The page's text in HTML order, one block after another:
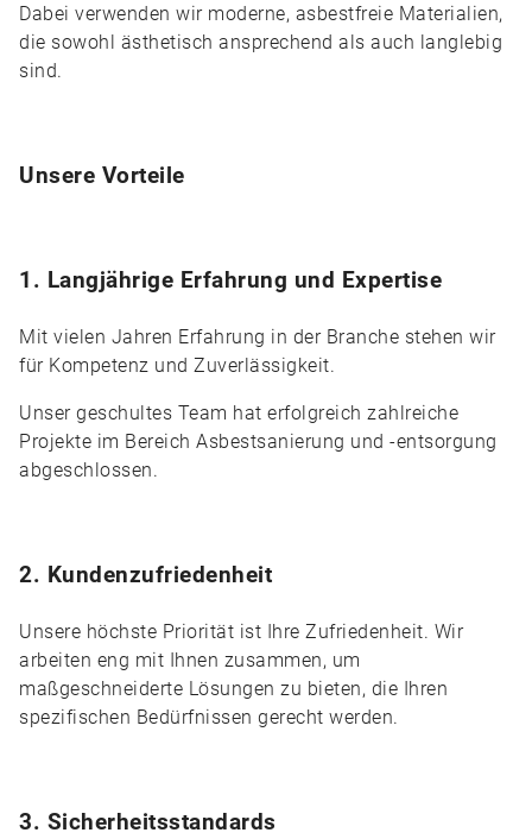
Dabei verwenden wir moderne, asbestfreie Materialien,
die sowohl ästhetisch ansprechend als auch langlebig
sind.
Unsere Vorteile
1. Langjährige Erfahrung und Expertise
Mit vielen Jahren Erfahrung in der Branche stehen wir
für Kompetenz und Zuverlässigkeit.
Unser geschultes Team hat erfolgreich zahlreiche
Projekte im Bereich Asbestsanierung und -entsorgung
abgeschlossen.
2. Kundenzufriedenheit
Unsere höchste Priorität ist Ihre Zufriedenheit. Wir
arbeiten eng mit Ihnen zusammen, um
maßgeschneiderte Lösungen zu bieten, die Ihren
spezifischen Bedürfnissen gerecht werden.
3. Sicherheitsstandards